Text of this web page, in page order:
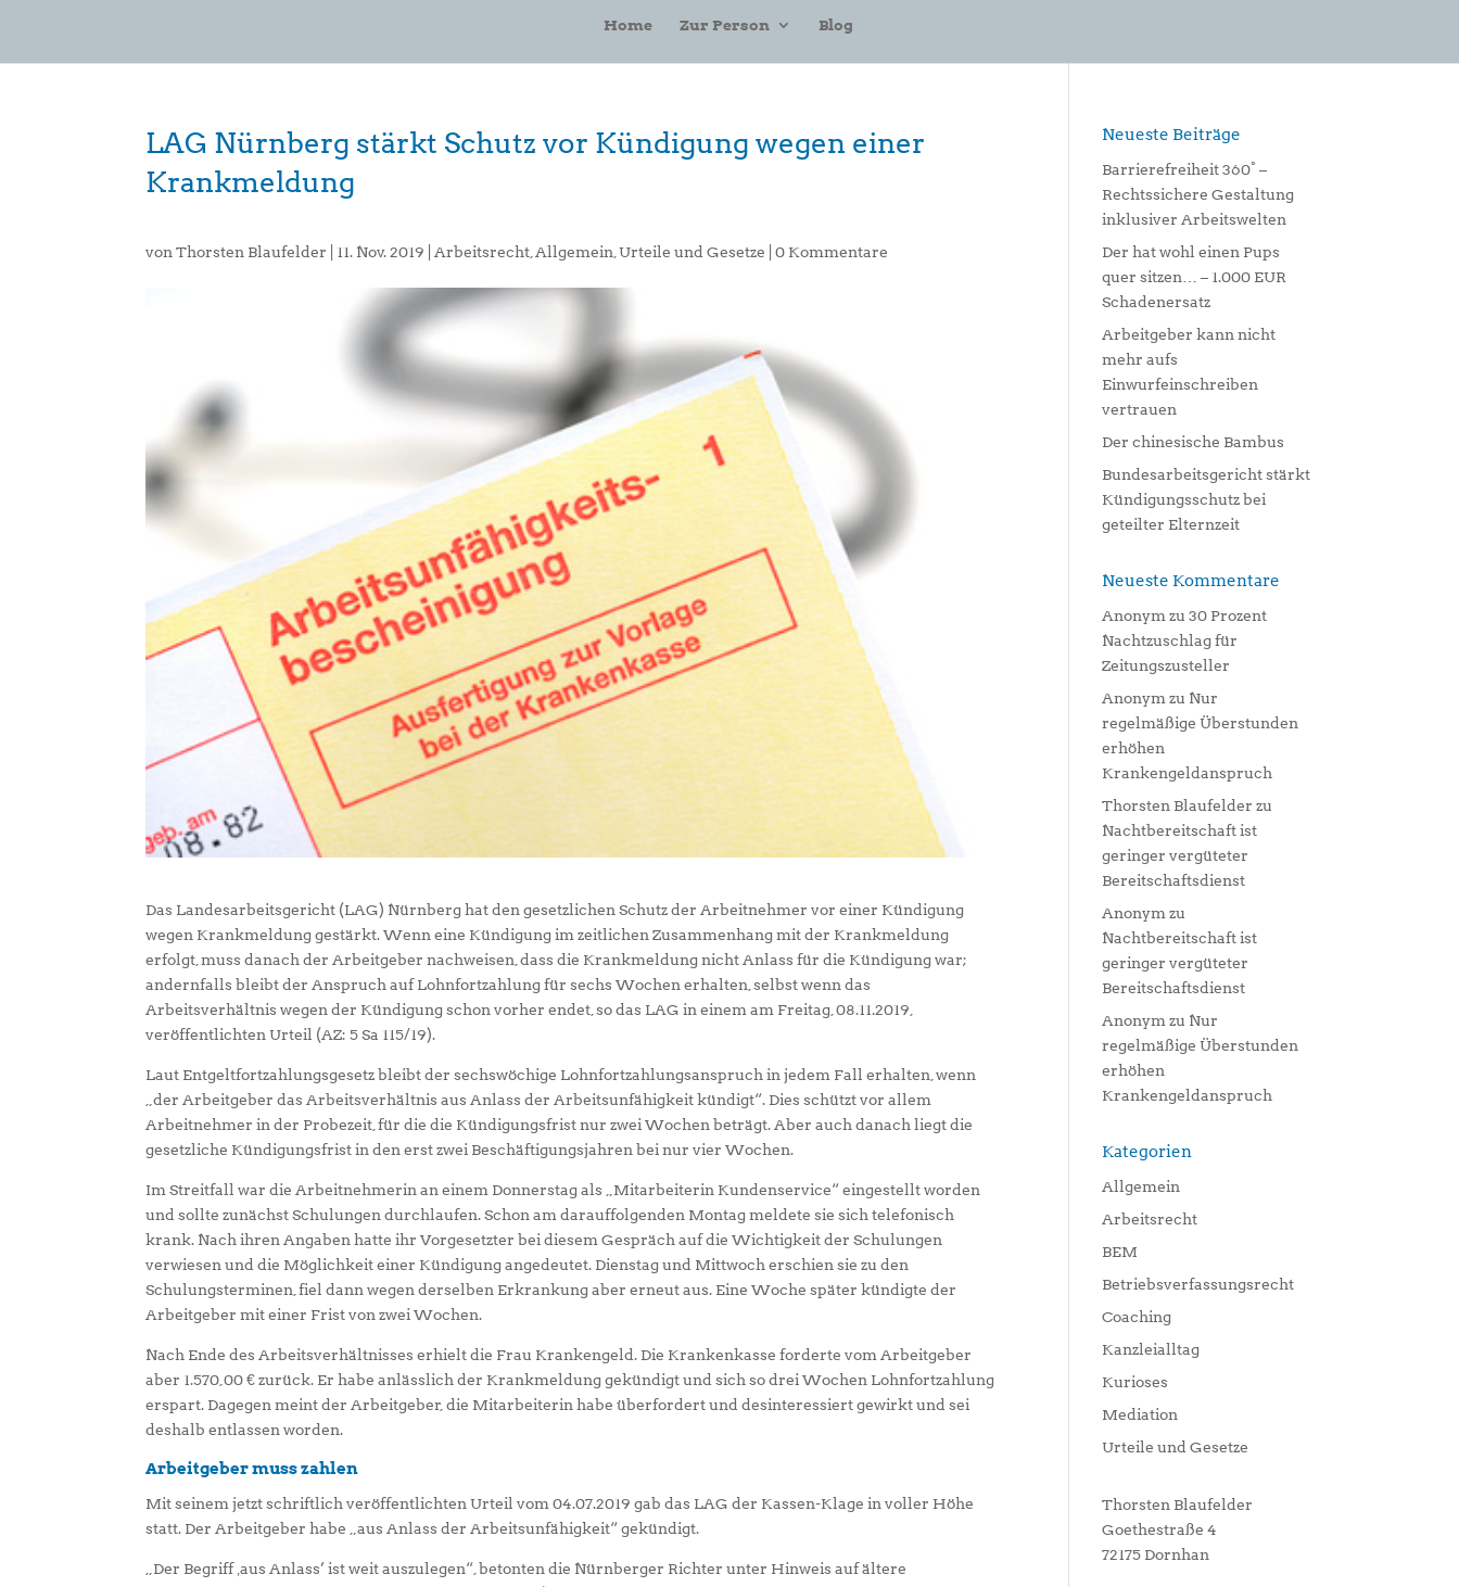
Home Zur Person Blog
LAG Nürnberg stärkt Schutz vor Kündigung wegen einer
Krankmeldung
vonThorsten Blaufelder |11. Nov. 2019 Arbeitsrecht Allgemein ,Urteile und Gesetze |0 Kommentare
Das Landesarbeitsgericht (LAG) Nürnberg hat den gesetzlichen Schutz der Arbeitnehmer vor einer Kündigung
wegen Krankmeldung gestärkt. Wenn eine Kündigung im zeitlichen Zusammenhang mit der Krankmeldung
erfolgt, muss danach der Arbeitgeber nachweisen, dass die Krankmeldung nicht Anlass für die Kündigung war;
andernfalls bleibt der Anspruch auf Lohnfortzahlung für sechs Wochen erhalten, selbst wenn das
Arbeitsverhältnis wegen der Kündigung schon vorher endet, so das LAG in einem am Freitag, 08.11.2019,
veröffentlichten Urteil (AZ: 5 Sa 115/19).
Laut Entgeltfortzahlungsgesetz bleibt der sechswöchige Lohnfortzahlungsanspruch in jedem Fall erhalten, wenn
„der Arbeitgeber das Arbeitsverhältnis aus Anlass der Arbeitsunfähigkeit kündigt“. Dies schützt vor allem
Arbeitnehmer in der Probezeit, für die die Kündigungsfrist nur zwei Wochen beträgt. Aber auch danach liegt die
gesetzliche Kündigungsfrist in den erst zwei Beschäftigungsjahren bei nur vier Wochen.
Im Streitfall war die Arbeitnehmerin an einem Donnerstag als „Mitarbeiterin Kundenservice“ eingestellt worden
und sollte zunächst Schulungen durchlaufen. Schon am darauffolgenden Montag meldete sie sich telefonisch
krank. Nach ihren Angaben hatte ihr Vorgesetzter bei diesem Gespräch auf die Wichtigkeit der Schulungen
verwiesen und die Möglichkeit einer Kündigung angedeutet. Dienstag und Mittwoch erschien sie zu den
Schulungsterminen, fiel dann wegen derselben Erkrankung aber erneut aus. Eine Woche später kündigte der
Arbeitgeber mit einer Frist von zwei Wochen.
Nach Ende des Arbeitsverhältnisses erhielt die Frau Krankengeld. Die Krankenkasse forderte vom Arbeitgeber
aber 1.570,00 € zurück. Er habe anlässlich der Krankmeldung gekündigt und sich so drei Wochen Lohnfortzahlung
erspart. Dagegen meint der Arbeitgeber, die Mitarbeiterin habe überfordert und desinteressiert gewirkt und sei
deshalb entlassen worden.
Arbeitgeber muss zahlen
Mit seinem jetzt schriftlich veröffentlichten Urteil vom 04.07.2019 gab das LAG der Kassen-Klage in voller Höhe
statt. Der Arbeitgeber habe „aus Anlass der Arbeitsunfähigkeit“ gekündigt.
„Der Begriff ‚aus Anlass’ ist weit auszulegen“, betonten die Nürnberger Richter unter Hinweis auf ältere
Neueste Beiträge
Barrierefreiheit 360° –
Rechtssichere Gestaltung
inklusiver Arbeitswelten
Der hat wohl einen Pups
quer sitzen… – 1.000 EUR
Schadenersatz
Arbeitgeber kann nicht
mehr aufs
Einwurfeinschreiben
vertrauen
Der chinesische Bambus
Bundesarbeitsgericht stärkt
Kündigungsschutz bei
geteilter Elternzeit
Neueste Kommentare
Anonym zu30 Prozent
Nachtzuschlag für
Zeitungszusteller
Anonym zu Nur
regelmäßige Überstunden
erhöhen
Krankengeldanspruch
Thorsten Blaufelder zu
Nachtbereitschaft ist
geringer vergüteter
Bereitschaftsdienst
Anonym zu
Nachtbereitschaft ist
geringer vergüteter
Bereitschaftsdienst
Anonym zu Nur
regelmäßige Überstunden
erhöhen
Krankengeldanspruch
Kategorien
Allgemein
Arbeitsrecht
BEM
Betriebsverfassungsrecht
Coaching
Kanzleialltag
Kurioses
Mediation
Urteile und Gesetze
Thorsten Blaufelder
Goethestraße 4
72175 Dornhan